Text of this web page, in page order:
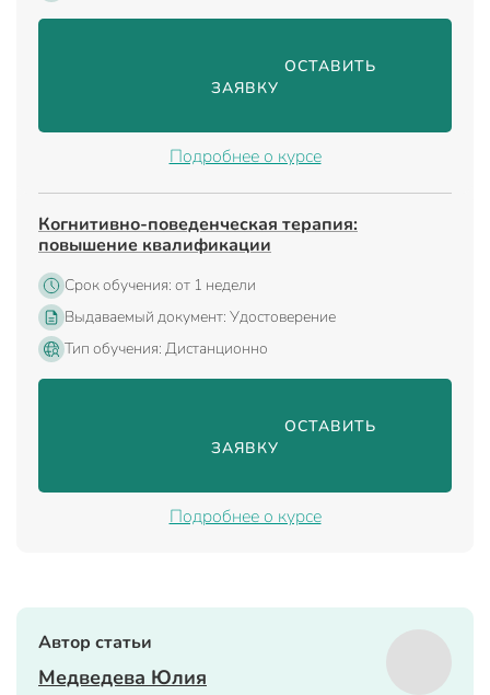
                                ОСТАВИТЬ
ЗАЯВКУ
Подробнее о курсе
Когнитивно-поведенческая терапия:
повышение квалификации
Срок обучения: от 1 недели
Выдаваемый документ: Удостоверение
Тип обучения: Дистанционно
                                ОСТАВИТЬ
ЗАЯВКУ
Подробнее о курсе
Автор статьи
Медведева Юлия